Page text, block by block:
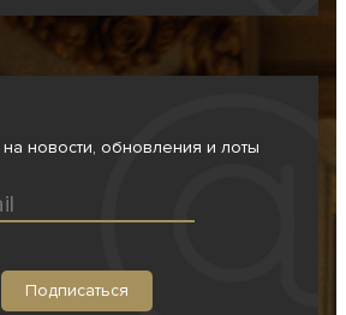
новости, обновления и лоты